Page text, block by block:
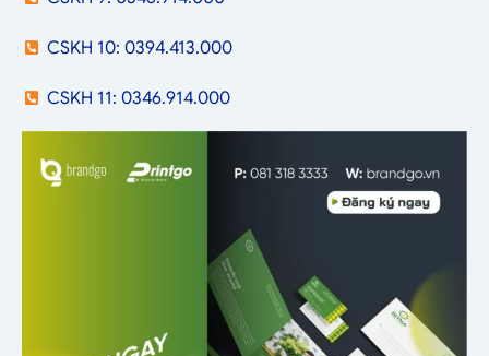
CSKH 10: 0394.413.000
CSKH 11: 0346.914.000